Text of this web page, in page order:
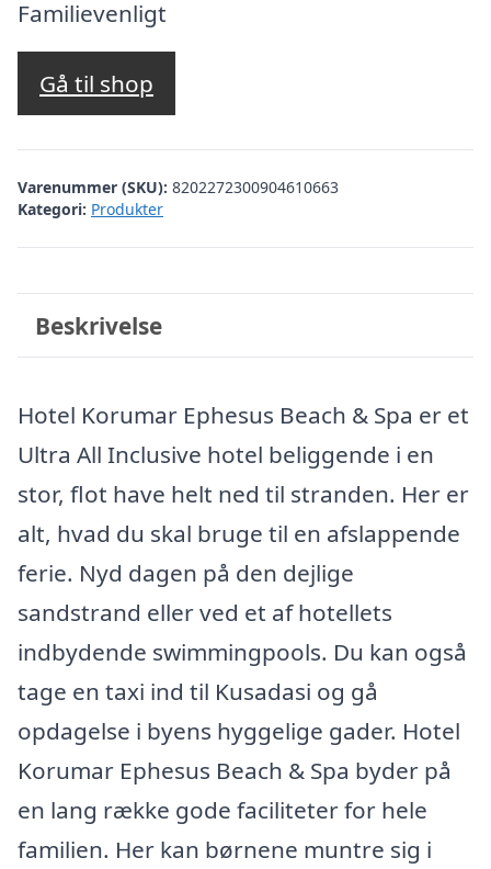
pris
var:
Familievenligt
Gå til shop
Varenummer (SKU): 8202272300904610663
Kategori: Produkter
Beskrivelse
Hotel Korumar Ephesus Beach & Spa er et
Ultra All Inclusive hotel beliggende i en
stor, flot have helt ned til stranden. Her er
alt, hvad du skal bruge til en afslappende
ferie. Nyd dagen på den dejlige
sandstrand eller ved et af hotellets
indbydende swimmingpools. Du kan også
tage en taxi ind til Kusadasi og gå
opdagelse i byens hyggelige gader. Hotel
Korumar Ephesus Beach & Spa byder på
en lang række gode faciliteter for hele
familien. Her kan børnene muntre sig i